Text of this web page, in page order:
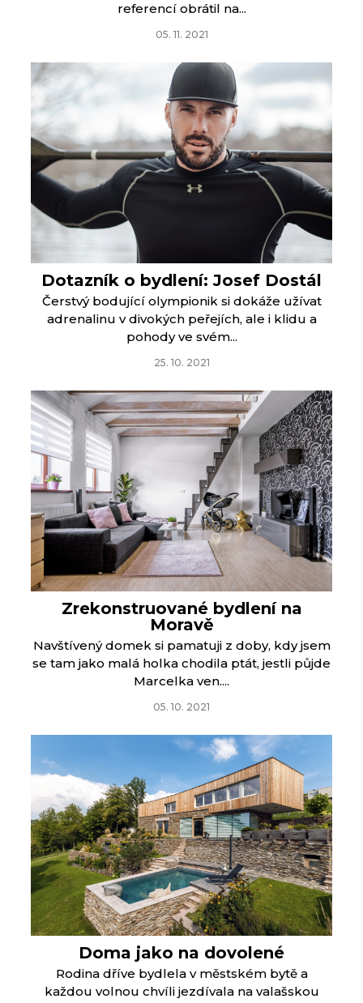
referencí obrátil na...
05. 11. 2021
Dotazník o bydlení: Josef Dostál
Čerstvý bodující olympionik si dokáže užívat
adrenalinu v divokých peřejích, ale i klidu a
pohody ve svém...
25. 10. 2021
Zrekonstruované bydlení na
Moravě
Navštívený domek si pamatuji z doby, kdy jsem
se tam jako malá holka chodila ptát, jestli půjde
Marcelka ven....
05. 10. 2021
Doma jako na dovolené
Rodina dříve bydlela v městském bytě a
každou volnou chvíli jezdívala na valašskou